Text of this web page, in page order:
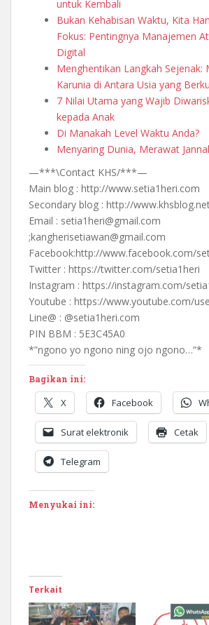
untuk Kembali
Bukan Kehabisan Waktu, Kita
Fokus: Pentingnya Manajemen
Digital
Menghentikan Langkah Sejenak:
Karunia di Antara Usia yang
7 Nilai Utama yang Wajib
kepada Anak
Di Manakah Level Waktu Anda?
Menyaring Dunia, Merawat
—***\Contact KHS/***—
Main blog : http://www.setia1heri.com
Secondary blog : http://
Email : setia1heri@gmail.com
;kangherisetiawan@gmail.com
Facebook:http://www.facebook.com/
Twitter : https://twitter.com/setia1heri
Instagram : https://instagram.com/
Youtube : https://www.youtube.com/
Line@ : @setia1heri.com
PIN BBM : 5E3C45A0
*”ngono yo ngono ning ojo ngono…”*
Bagikan ini:
X Facebook
Surat elektronik Cetak
Telegram
Menyukai ini:
Terkait